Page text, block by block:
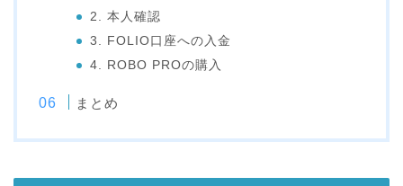
2. 本人確認
3. FOLIO口座への入金
4. ROBO PROの購入
まとめ